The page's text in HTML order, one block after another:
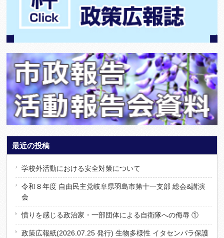
最近の投稿
学校外活動における安全対策について
令和８年度 自由民主党岐阜県羽島市第十一支部 総会&講演
会
憤りを感じる政治家・一部団体による自衛隊への侮辱 ①
政策広報紙(2026.07.25 発行) 生物多様性 イタセンパラ保護